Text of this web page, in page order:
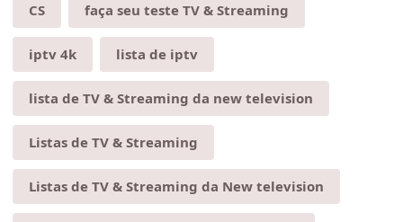
CS faça seu teste TV & Streaming
iptv 4k lista de iptv
lista de TV & Streaming da new television
Listas de TV & Streaming
Listas de TV & Streaming da New television